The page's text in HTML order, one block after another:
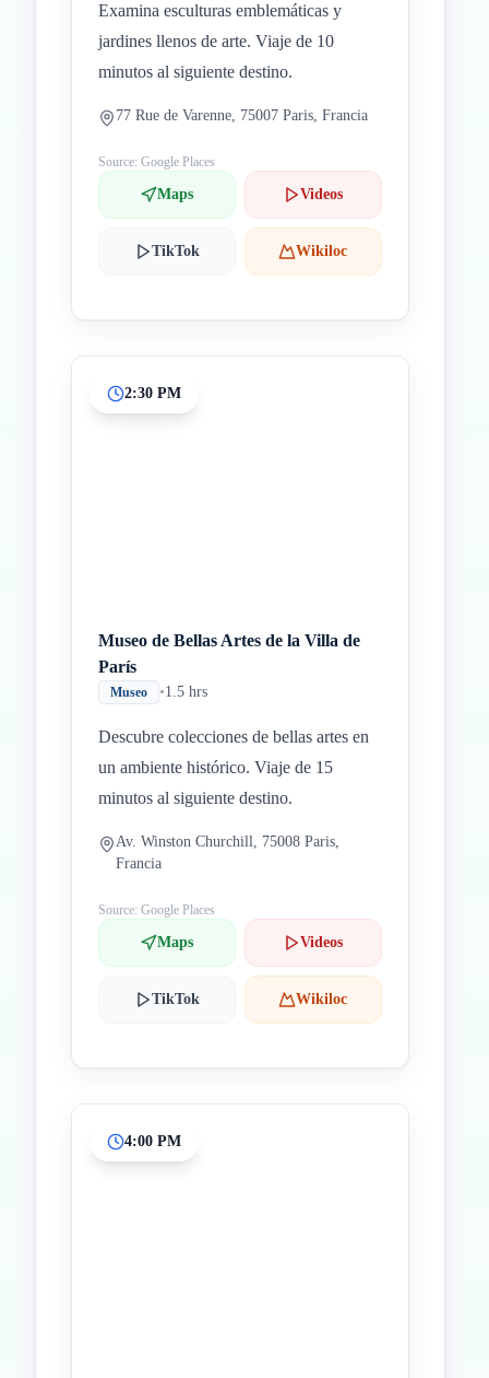
Examina esculturas emblemáticas y
jardines llenos de arte. Viaje de 10
minutos al siguiente destino.
77 Rue de Varenne, 75007 Paris, Francia
Source: Google Places
Maps Videos
TikTok Wikiloc
2:30 PM
Museo de Bellas Artes de la Villa de
París
Museo •1.5 hrs
Descubre colecciones de bellas artes en
un ambiente histórico. Viaje de 15
minutos al siguiente destino.
Av. Winston Churchill, 75008 Paris,
Francia
Source: Google Places
Maps Videos
TikTok Wikiloc
4:00 PM